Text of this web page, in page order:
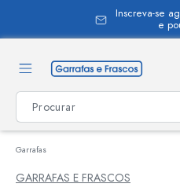
Inscreva-se
e
Garrafas
GARRAFAS E FRASCOS